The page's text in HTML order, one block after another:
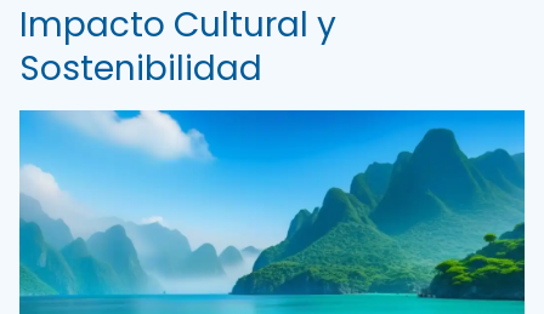
Impacto Cultural y
Sostenibilidad